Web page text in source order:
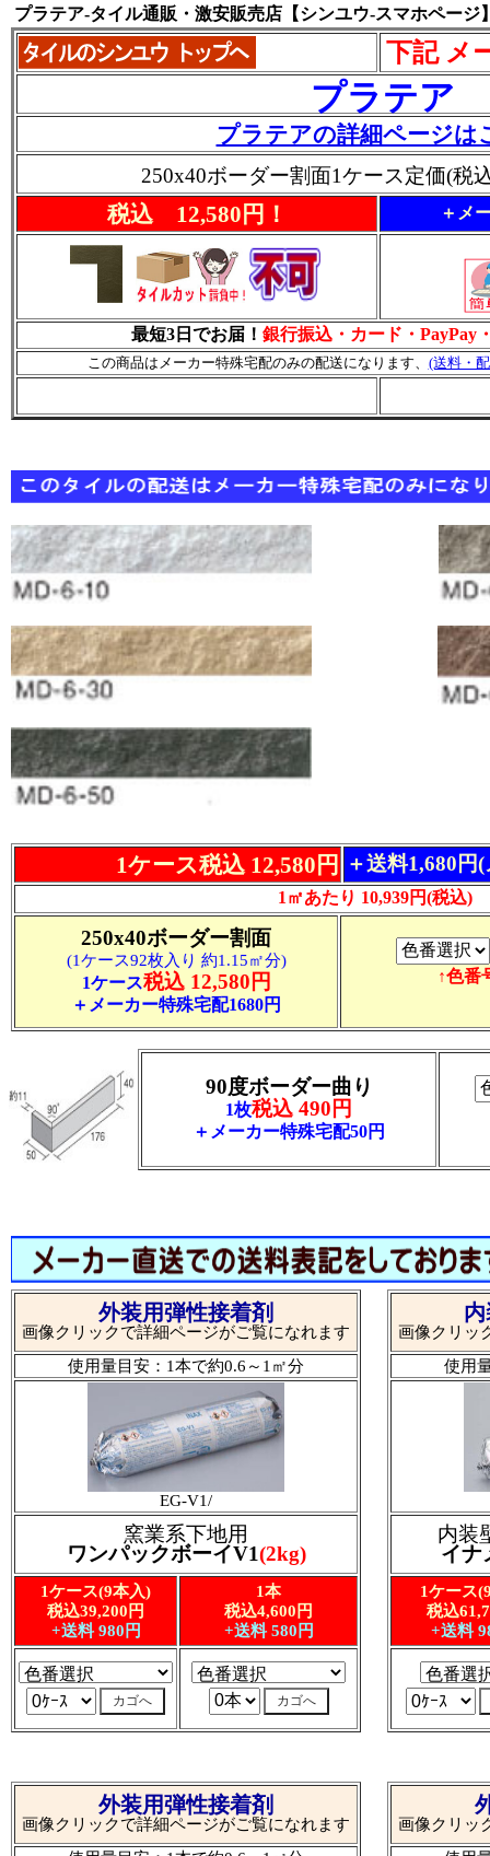
プラテア-タイル通販・激安販売店【シンユウ-スマホページ
下記 メ
プラテア
プラテアの詳細ページは
250x40ボーダー割面1ケース定価(税
税込 12,580円！ ＋メ
最短3日でお届！ 銀行振込・カード・PayPay
この商品はメーカー特殊宅配のみの配送になります、 (送料・
画像クリッ
使用
内装
イナ
1ケース
税込
+送料
外装用弾性接着剤
画像クリックで詳細ページがご覧になれます
使用量目安：1本で約0.6～1㎡分
EG-V1/
窯業系下地用
ワンパックボーイV1(2kg)
1ケース(9本入)
税込39,200円
+送料 980円
1本
税込4,600円
+送料 580円
画像クリッ
外装用弾性接着剤
画像クリックで詳細ページがご覧になれます
90度ボーダー曲り
1枚税込 490円
＋メーカー特殊宅配50円
1ケース税込 12,580円 ＋送料1,680円
1㎡あたり 10,939円(税込)
250x40ボーダー割面
(1ケース92枚入り 約1.15㎡分)
1ケース税込 12,580円
＋メーカー特殊宅配1680円
↑色番